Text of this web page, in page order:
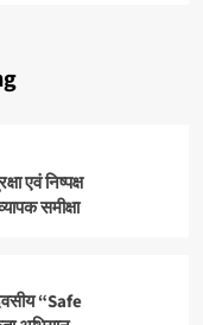
एवं निष्पक्ष
समीक्षा
“Safe